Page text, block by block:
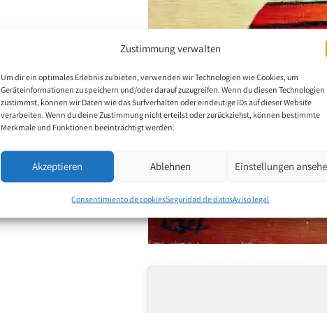
Zustimmung verwalten
Um dir ein optimales Erlebnis zu bieten, verwenden wir Technologien wie Cookies, um
Geräteinformationen zu speichern und/oder darauf zuzugreifen. Wenn du diesen Technologien
zustimmst, können wir Daten wie das Surfverhalten oder eindeutige IDs auf dieser Website
verarbeiten. Wenn du deine Zustimmung nicht erteilst oder zurückziehst, können bestimmte
Merkmale und Funktionen beeinträchtigt werden.
Akzeptieren Ablehnen Einstellungen
Consentimiento de cookiesSeguridad de datosAviso legal